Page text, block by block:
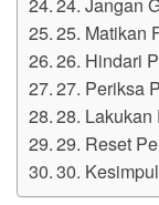
25. Matikan
26. Hindari
27. Periksa
28. Lakukan
29. Reset
30.